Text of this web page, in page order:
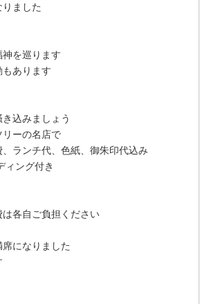
ました
を巡ります
あります
込みましょう
リーの名店で
ランチ代、色紙、御朱印代込み
ィング付き
各自ご負担ください
になりました